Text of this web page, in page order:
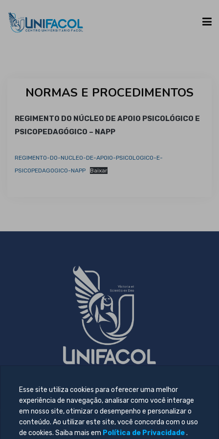
CURSOS
ESPAÇO DO ALUNO
NORMAS E PROCEDIMENTOS
REGIMENTO DO NÚCLEO DE APOIO PSICOLÓGICO E
PSICOPEDAGÓGICO – NAPP
REGIMENTO-DO-NUCLEO-DE-APOIO-PSICOLOGICO-E-
PSICOPEDAGOGICO-NAPP
Baixar
© 2026 Todos direitos reservado. Desenvolvido por
Esse site utiliza cookies para oferecer uma melhor
experiência de navegação, analisar como você interage
em nosso site, otimizar o desempenho e personalizar o
conteúdo. Ao utilizar este site, você concorda com o uso
de cookies. Saiba mais em Política de Privacidade .